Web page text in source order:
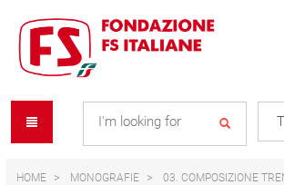
content
navigation
menu
HOME MONOGRAFIE
03. COMPOSIZIONE